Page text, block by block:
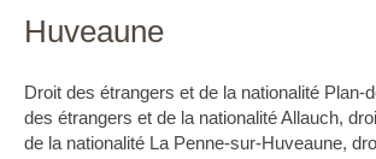
Huveaune
Droit des étrangers et de la nationalité Plan-
des étrangers et de la nationalité Allauch,
de la nationalité La Penne-sur-Huveaune,